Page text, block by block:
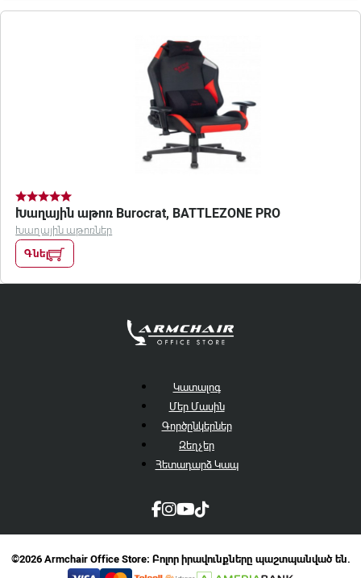
Խաղային աթոռ Burocrat, BATTLEZONE PRO
Խաղային աթոռներ
Գնել
Կատալոգ
Մեր Մասին
Գործընկերներ
Զեղչեր
Հետադարձ Կապ
©2026 Armchair Office Store։ Բոլոր իրավունքները պաշտպանված են.